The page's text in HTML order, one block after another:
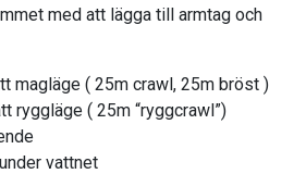
med att lägga till armtag och
magläge ( 25m crawl, 25m bröst )
( 25m “ryggcrawl”)
vattnet